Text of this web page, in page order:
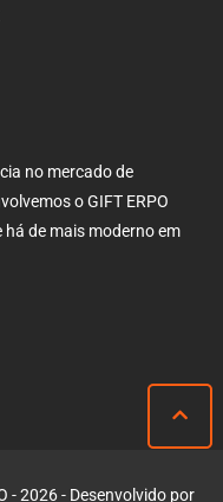
no mercado de
o GIFT ERPO
de mais moderno em
- 2026 - Desenvolvido por